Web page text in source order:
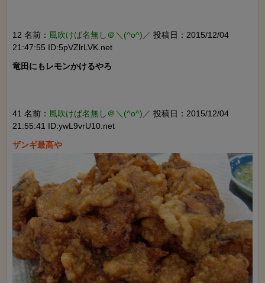
12 名前： 風吹けば名無し＠＼(^o^)／ 投稿日：2015/12/04
21:47:55 ID:5pVZlrLVK.net
竜田にもレモンかけるやろ
41 名前： 風吹けば名無し＠＼(^o^)／ 投稿日：2015/12/04
21:55:41 ID:ywL9vrU10.net